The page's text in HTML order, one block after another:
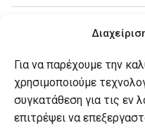
Για να παρέχουμε την
χρησιμοποιούμε
συγκατάθεση για τις εν
επιτρέψει να
Πολιτική Cookies
Ο λογαριασμός μου